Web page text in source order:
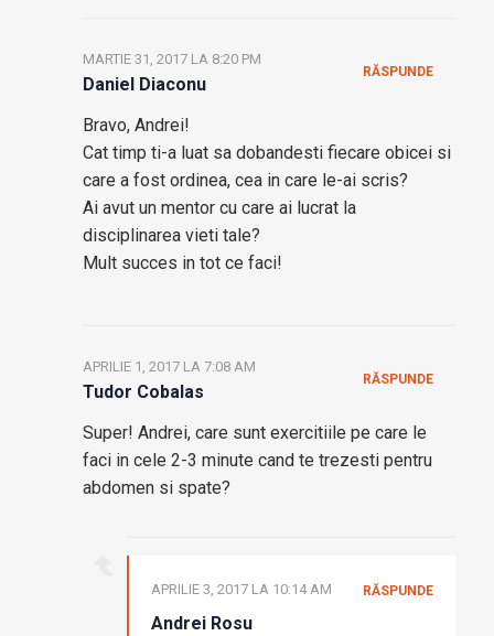
Daniel Diaconu
MARTIE 31, 2017 LA 8:20 PM
Bravo, Andrei!
Cat timp ti-a luat sa dobandesti fiecare obicei si
care a fost ordinea, cea in care le-ai scris?
Ai avut un mentor cu care ai lucrat la
disciplinarea vieti tale?
Mult succes in tot ce faci!
RĂSPUNDE
Tudor Cobalas
APRILIE 1, 2017 LA 7:08 AM
Super! Andrei, care sunt exercitiile pe care le
faci in cele 2-3 minute cand te trezesti pentru
abdomen si spate?
RĂSPUNDE
Andrei Rosu
APRILIE 3, 2017 LA 10:14 AM RĂSPUNDE